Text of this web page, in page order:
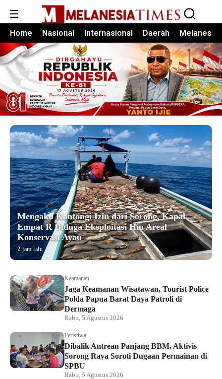
☰
Home Nasional Internasional Daerah Melanesia
Mengaku Kantongi Izin dari Sorong, Kapal
Empat R Diduga Eksploitasi Hiu Areal
Konservasi Ayau
2 jam lalu
Keamanan
Jaga Keamanan Wisatawan, Tourist Police
Polda Papua Barat Daya Patroli di
Dermaga
Rabu, 5 Agustus 2026
Peristiwa
Dibalik Antrean Panjang BBM, Aktivis
Sorong Raya Soroti Dugaan Permainan di
SPBU
Rabu, 5 Agustus 2026